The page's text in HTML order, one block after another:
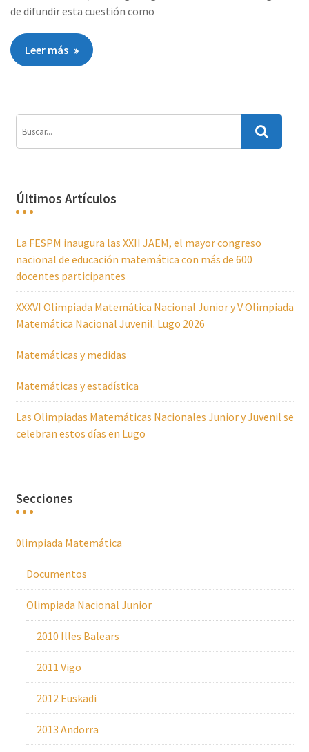
de difundir esta cuestión como
Leer más
Últimos Artículos
La FESPM inaugura las XXII JAEM, el mayor congreso
nacional de educación matemática con más de 600
docentes participantes
XXXVI Olimpiada Matemática Nacional Junior y V Olimpiada
Matemática Nacional Juvenil. Lugo 2026
Matemáticas y medidas
Matemáticas y estadística
Las Olimpiadas Matemáticas Nacionales Junior y Juvenil se
celebran estos días en Lugo
Secciones
0limpiada Matemática
Documentos
Olimpiada Nacional Junior
2010 Illes Balears
2011 Vigo
2012 Euskadi
2013 Andorra